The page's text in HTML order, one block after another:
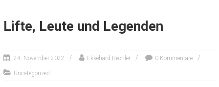
Lifte, Leute und Legenden
24. November 2022 Ekkehard Bechler 0 Kommentare
Uncategorized